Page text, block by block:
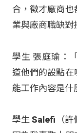
合，徵才廠商
業與廠商職缺對
學生 張庭瑜：
道他們的設點
能工作內容是什
學生 Salefi（許